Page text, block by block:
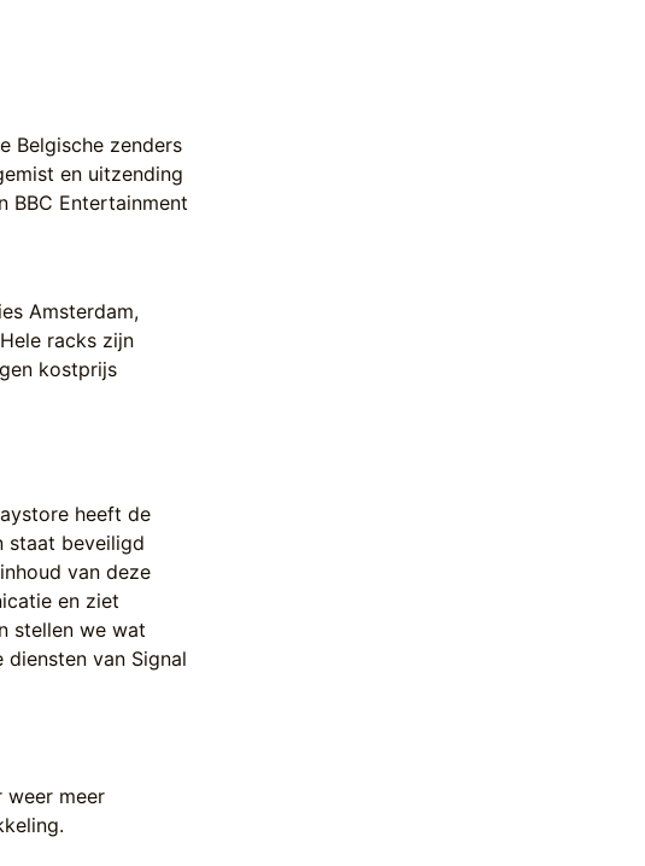
Belgische zenders
en uitzending
BBC Entertainment
Amsterdam,
racks zijn
kostprijs
heeft de
staat beveiligd
van deze
en ziet
stellen we wat
van Signal
weer meer